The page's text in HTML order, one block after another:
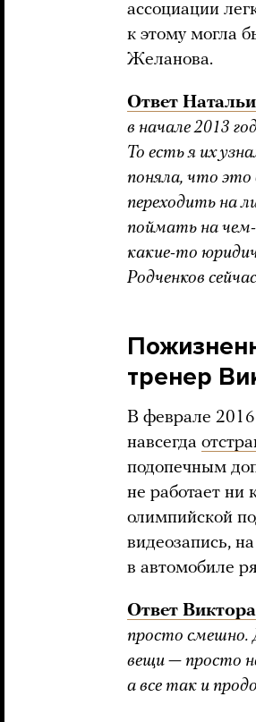
ассоциации
к этому могла
Желанова.
Ответ
в начале 2013
То есть я их
поняла, что это
переходить на
поймать на
какие-то
Родченков
тренер
В феврале 2016
навсегда
подопечным
не работает ни
олимпийской
видеозапись,
в автомобиле
Ответ
просто смешно.
вещи — просто
а все так и